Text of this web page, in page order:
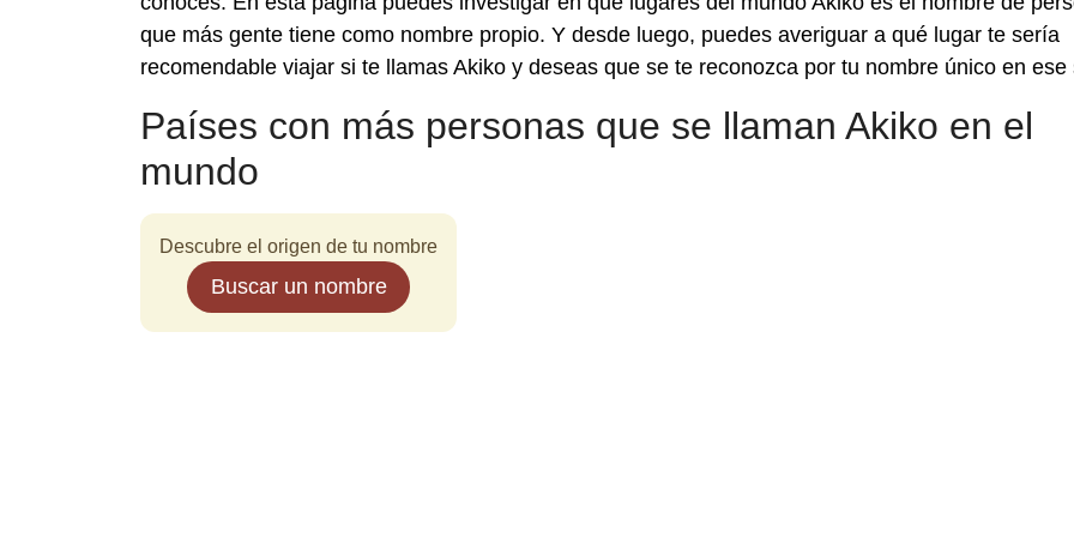
que más gente tiene como nombre propio. Y desde luego, puedes averiguar a qué lugar te sería
recomendable viajar si te llamas Akiko y deseas que se te reconozca por tu nombre único en ese
Países con más personas que se llaman Akiko en el
mundo
Descubre el origen de tu nombre
Buscar un nombre